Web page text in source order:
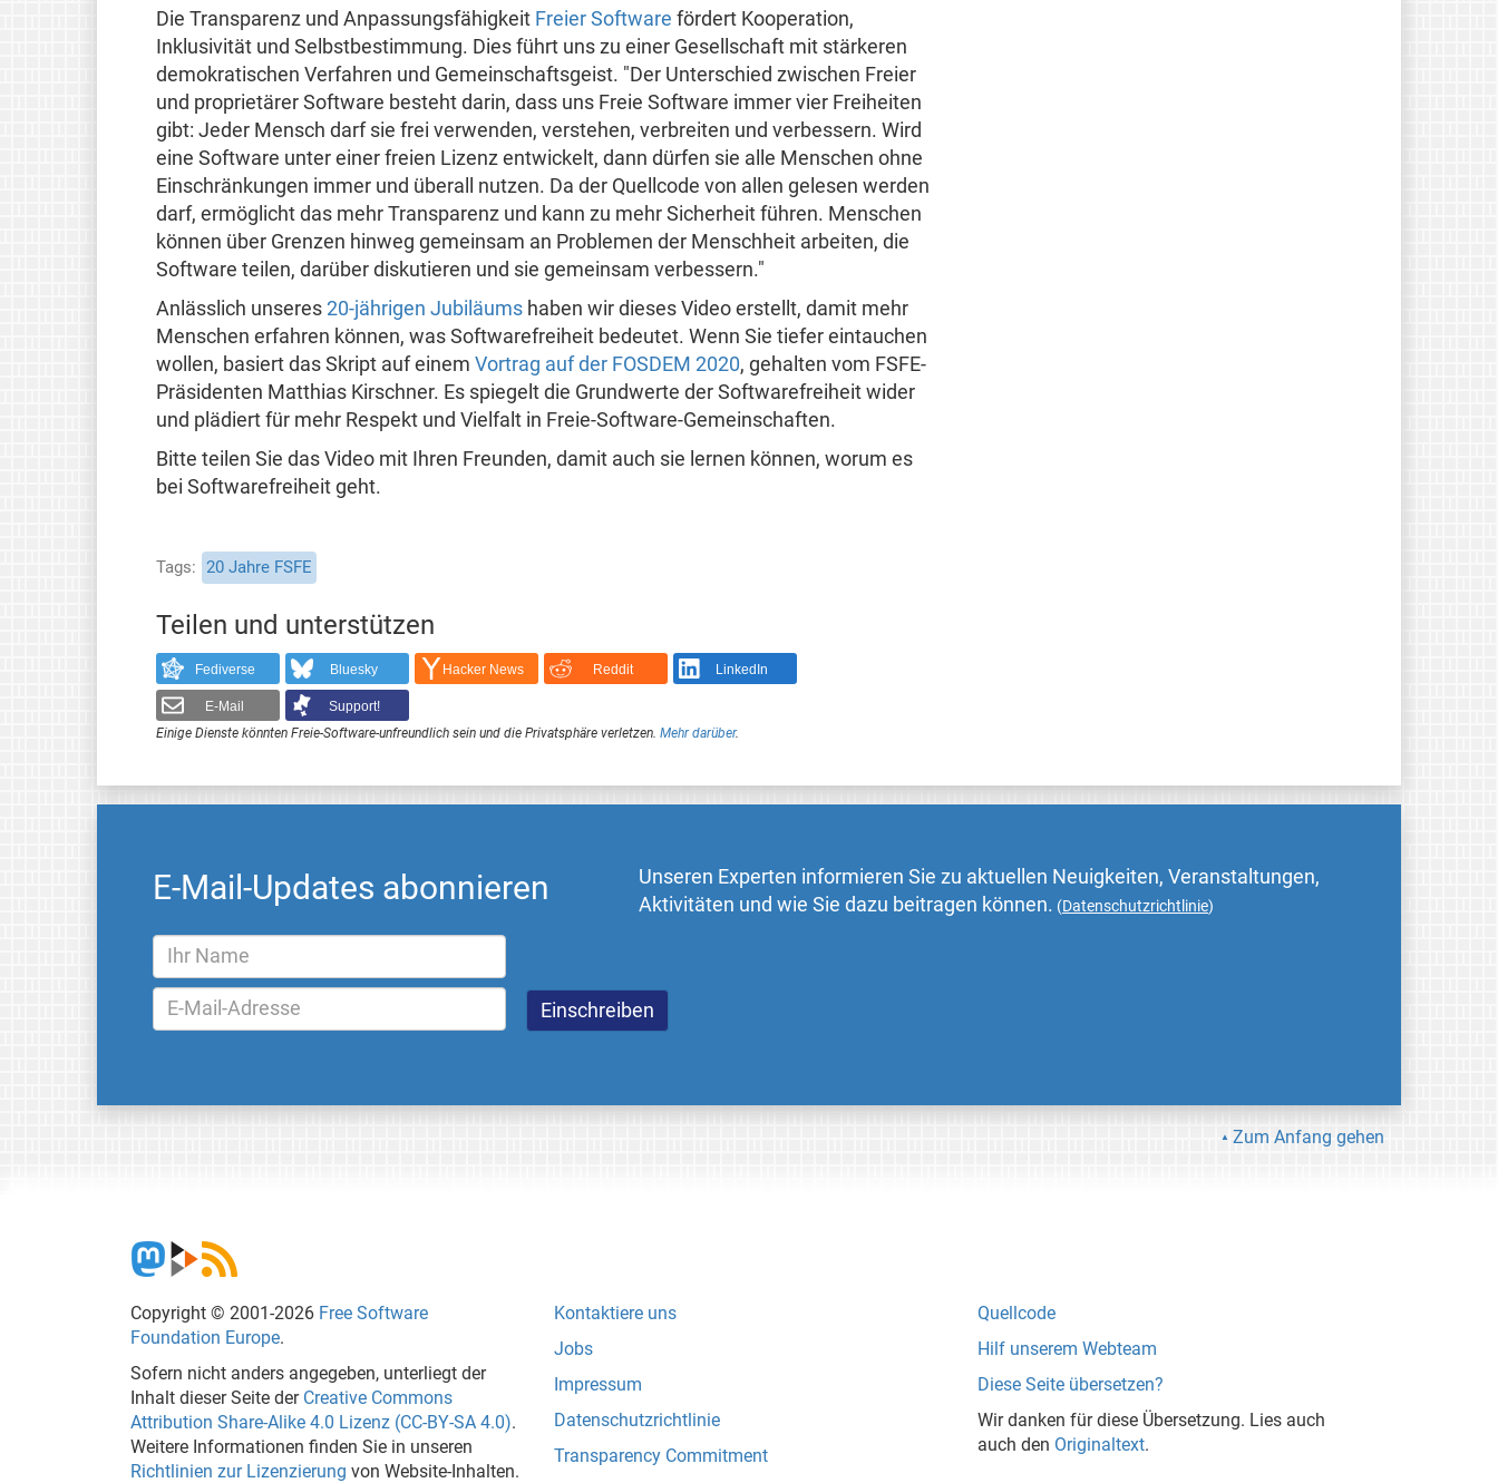
Die Transparenz und Anpassungsfähigkeit Freier Software fördert Kooperation,
Inklusivität und Selbstbestimmung. Dies führt uns zu einer Gesellschaft mit stärkeren
demokratischen Verfahren und Gemeinschaftsgeist. "Der Unterschied zwischen Freier
und proprietärer Software besteht darin, dass uns Freie Software immer vier Freiheiten
gibt: Jeder Mensch darf sie frei verwenden, verstehen, verbreiten und verbessern. Wird
eine Software unter einer freien Lizenz entwickelt, dann dürfen sie alle Menschen ohne
Einschränkungen immer und überall nutzen. Da der Quellcode von allen gelesen werden
darf, ermöglicht das mehr Transparenz und kann zu mehr Sicherheit führen. Menschen
können über Grenzen hinweg gemeinsam an Problemen der Menschheit arbeiten, die
Software teilen, darüber diskutieren und sie gemeinsam verbessern."
Anlässlich unseres 20-jährigen Jubiläumshaben wir dieses Video erstellt, damit mehr
Menschen erfahren können, was Softwarefreiheit bedeutet. Wenn Sie tiefer eintauchen
wollen, basiert das Skript auf einem Vortrag auf der FOSDEM 2020, gehalten vom FSFE-
Präsidenten Matthias Kirschner. Es spiegelt die Grundwerte der Softwarefreiheit wider
und plädiert für mehr Respekt und Vielfalt in Freie-Software-Gemeinschaften.
Bitte teilen Sie das Video mit Ihren Freunden, damit auch sie lernen können, worum es
bei Softwarefreiheit geht.
Tags 20 Jahre FSFE
Teilen und unterstützen
Fediverse Bluesky Hacker News Reddit LinkedIn
E-Mail
Support!
Einige Dienste könnten Freie-Software-unfreundlich sein und die Privatsphäre verletzen. Mehr darüber.
E-Mail-Updates abonnieren
Unseren Experten informieren Sie zu aktuellen Neuigkeiten, Veranstaltungen,
Aktivitäten und wie Sie dazu beitragen können. (Datenschutzrichtlinie)
Zum Anfang gehen
Copyright © 2001-2026 Free Software
Foundation Europe.
Sofern nicht anders angegeben, unterliegt der
Inhalt dieser Seite der Creative Commons
Attribution Share-Alike 4.0 Lizenz (CC-BY-SA 4.0).
Weitere Informationen finden Sie in unseren
Richtlinien zur Lizenzierung von Website-Inhalten.
Kontaktiere uns
Jobs
Impressum
Datenschutzrichtlinie
Transparency Commitment
Quellcode
Hilf unserem Webteam
Diese Seite übersetzen?
Wir danken für diese Übersetzung. Lies auch
auch den Originaltext.